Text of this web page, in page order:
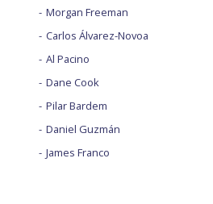
Morgan Freeman
Carlos Álvarez-Novoa
Al Pacino
Dane Cook
Pilar Bardem
Daniel Guzmán
James Franco